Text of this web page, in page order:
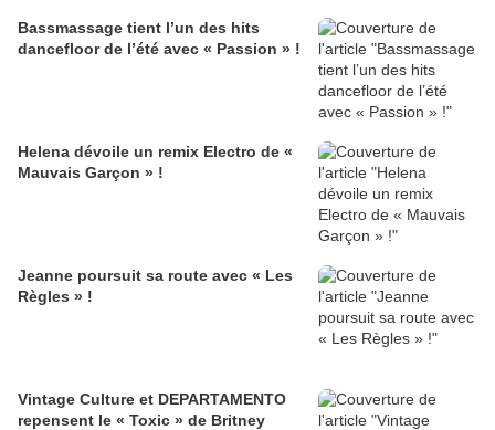
Bassmassage tient l’un des hits
dancefloor de l’été avec « Passion » !
Helena dévoile un remix Electro de «
Mauvais Garçon » !
Jeanne poursuit sa route avec « Les
Règles » !
Vintage Culture et DEPARTAMENTO
repensent le « Toxic » de Britney